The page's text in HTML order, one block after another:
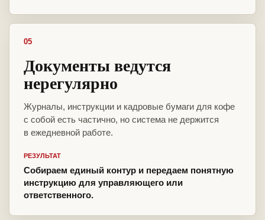
05
Документы ведутся
нерегулярно
Журналы, инструкции и кадровые бумаги для кофе
с собой есть частично, но система не держится
в ежедневной работе.
РЕЗУЛЬТАТ
Собираем единый контур и передаем понятную
инструкцию для управляющего или
ответственного.